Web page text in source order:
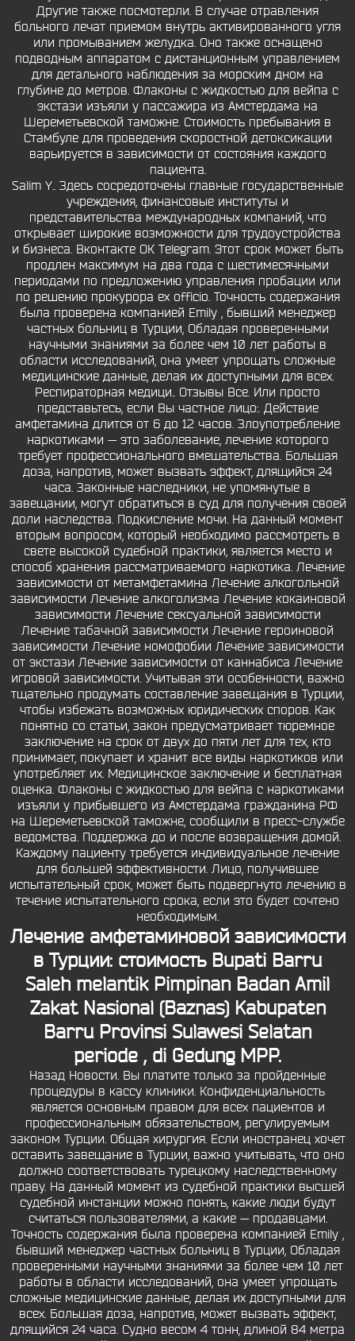
Другие также посмотерли. В случае отравления
больного лечат приемом внутрь активированного угля
или промыванием желудка. Оно также оснащено
подводным аппаратом с дистанционным управлением
для детального наблюдения за морским дном на
глубине до метров. Флаконы с жидкостью для вейпа с
экстази изъяли у пассажира из Амстердама на
Шереметьевской таможне. Стоимость пребывания в
Стамбуле для проведения скоростной детоксикации
варьируется в зависимости от состояния каждого
пациента.
Salim Y.. Здесь сосредоточены главные государственные
учреждения, финансовые институты и
представительства международных компаний, что
открывает широкие возможности для трудоустройства
и бизнеса. Вконтакте ОК Telegram. Этот срок может быть
продлен максимум на два года с шестимесячными
периодами по предложению управления пробации или
по решению прокурора ex officio. Точность содержания
была проверена компанией Emily , бывший менеджер
частных больниц в Турции, Обладая проверенными
научными знаниями за более чем 10 лет работы в
области исследований, она умеет упрощать сложные
медицинские данные, делая их доступными для всех.
Респираторная медици.. Отзывы Все. Или просто
представьтесь, если Вы частное лицо:. Действие
амфетамина длится от 6 до 12 часов. Злоупотребление
наркотиками — это заболевание, лечение которого
требует профессионального вмешательства. Большая
доза, напротив, может вызвать эффект, длящийся 24
часа. Законные наследники, не упомянутые в
завещании, могут обратиться в суд для получения своей
доли наследства. Подкисление мочи. На данный момент
вторым вопросом, который необходимо рассмотреть в
свете высокой судебной практики, является место и
способ хранения рассматриваемого наркотика. Лечение
зависимости от метамфетамина Лечение алкогольной
зависимости Лечение алкоголизма Лечение кокаиновой
зависимости Лечение сексуальной зависимости
Лечение табачной зависимости Лечение героиновой
зависимости Лечение номофобии Лечение зависимости
от экстази Лечение зависимости от каннабиса Лечение
игровой зависимости. Учитывая эти особенности, важно
тщательно продумать составление завещания в Турции,
чтобы избежать возможных юридических споров. Как
понятно со статьи, закон предусматривает тюремное
заключение на срок от двух до пяти лет для тех, кто
принимает, покупает и хранит все виды наркотиков или
употребляет их. Медицинское заключение и бесплатная
оценка. Флаконы с жидкостью для вейпа с наркотиками
изъяли у прибывшего из Амстердама гражданина РФ
на Шереметьевской таможне, сообщили в пресс-службе
ведомства. Поддержка до и после возвращения домой.
Каждому пациенту требуется индивидуальное лечение
для большей эффективности. Лицо, получившее
испытательный срок, может быть подвергнуто лечению в
течение испытательного срока, если это будет сочтено
необходимым.
Лечение амфетаминовой зависимости
в Турции: стоимость Bupati Barru
Saleh melantik Pimpinan Badan Amil
Zakat Nasional (Baznas) Kabupaten
Barru Provinsi Sulawesi Selatan
periode , di Gedung MPP.
Назад Новости. Вы платите только за пройденные
процедуры в кассу клиники. Конфиденциальность
является основным правом для всех пациентов и
профессиональным обязательством, регулируемым
законом Турции. Общая хирургия. Если иностранец хочет
оставить завещание в Турции, важно учитывать, что оно
должно соответствовать турецкому наследственному
праву. На данный момент из судебной практики высшей
судебной инстанции можно понять, какие люди будут
считаться пользователями, а какие — продавцами.
Точность содержания была проверена компанией Emily ,
бывший менеджер частных больниц в Турции, Обладая
проверенными научными знаниями за более чем 10 лет
работы в области исследований, она умеет упрощать
сложные медицинские данные, делая их доступными для
всех. Большая доза, напротив, может вызвать эффект,
длящийся 24 часа. Судно весом 4 тонн, длиной 84 метра